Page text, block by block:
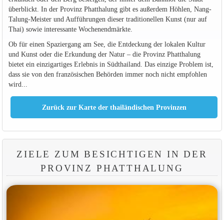
überblickt. In der Provinz Phatthalung gibt es außerdem Höhlen, Nang-
Talung-Meister und Aufführungen dieser traditionellen Kunst (nur auf
Thai) sowie interessante Wochenendmärkte.
Ob für einen Spaziergang am See, die Entdeckung der lokalen Kultur
und Kunst oder die Erkundung der Natur – die Provinz Phatthalung
bietet ein einzigartiges Erlebnis in Südthailand. Das einzige Problem ist,
dass sie von den französischen Behörden immer noch nicht empfohlen
wird...
ZIELE ZUM BESICHTIGEN IN DER
PROVINZ PHATTHALUNG